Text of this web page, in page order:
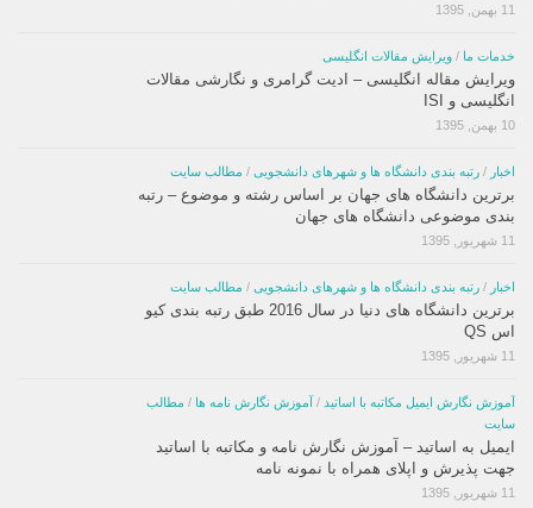
11 بهمن, 1395
خدمات ما / ویرایش مقالات انگلیسی
ویرایش مقاله انگلیسی – ادیت گرامری و نگارشی مقالات
انگلیسی و ISI
10 بهمن, 1395
اخبار / رتبه بندی دانشگاه ها و شهرهای دانشجویی / مطالب سایت
برترین دانشگاه های جهان بر اساس رشته و موضوع – رتبه
بندی موضوعی دانشگاه های جهان
11 شهریور, 1395
اخبار / رتبه بندی دانشگاه ها و شهرهای دانشجویی / مطالب سایت
برترین دانشگاه های دنیا در سال 2016 طبق رتبه بندی کیو
اس QS
11 شهریور, 1395
آموزش نگارش ایمیل مکاتبه با اساتید / آموزش نگارش نامه ها / مطالب
سایت
ایمیل به اساتید – آموزش نگارش نامه و مکاتبه با اساتید
جهت پذیرش و اپلای همراه با نمونه نامه
11 شهریور, 1395